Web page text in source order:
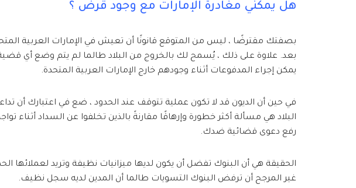
هل يمكني مغادرة الإمارات مع وجود قرض ؟
بصفتك مقترضًا ، ليس من المتوقع قانونًا أن تعيش في الإمارات العربية
بعد. علاوة على ذلك ، يُسمح لك بالخروج من البلاد طالما لم يتم وضع أي
يمكن إجراء المدفوعات أثناء وجودهم خارج الإمارات العربية المتحدة.
في حين أن الديون قد لا تكون عملية تتوقف عند الحدود ، ضع في اعتبارك أن
البلاد هي مسألة أكثر خطورة وإرهاقًا مقارنةً بالذين تخلفوا عن السداد أثناء
رفع دعوى قضائية ضدك.
الحقيقة هي أن البنوك تفضل أن يكون لديها ميزانيات نظيفة وتريد لعملائها
غير المرجح أن ترفض البنوك التسويات طالما أن المدين لديه سجل نظيف.